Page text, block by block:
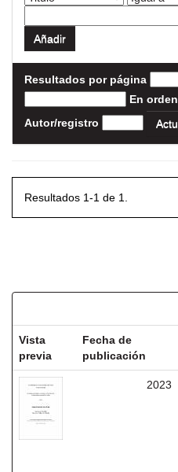
Resultados por página
En orden
Autor/registro
Resultados 1-1 de 1.
Vista
previa
Fecha de
publicación
2023